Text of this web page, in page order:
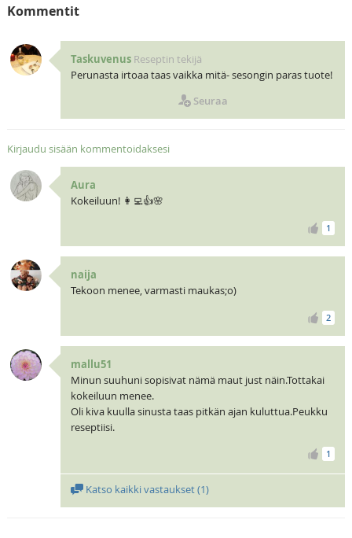
Kommentit
Taskuvenus Reseptin tekijä
Perunasta irtoaa taas vaikka mitä- sesongin paras tuote!
Seuraa
Kirjaudu sisään kommentoidaksesi
Aura
Kokeiluun! 👩‍💻👍🌸
1
naija
Tekoon menee, varmasti maukas;o)
2
mallu51
Minun suuhuni sopisivat nämä maut just näin.Tottakai
kokeiluun menee.
Oli kiva kuulla sinusta taas pitkän ajan kuluttua.Peukku
reseptiisi.
1
Katso kaikki vastaukset (1)